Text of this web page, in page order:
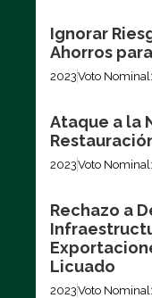
Ignorar
Ahorros
2023Voto
Ataque a la
2023Voto
Rechazo a
Licuado
2023Voto